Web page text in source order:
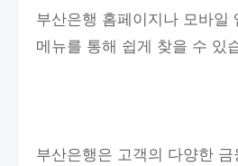
부산은행 홈페이지나 모바일
메뉴를 통해 쉽게 찾을 수 있
부산은행은 고객의 다양한